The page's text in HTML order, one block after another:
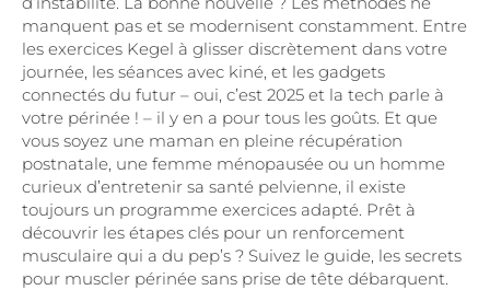
manquent pas et se modernisent constamment. Entre
les exercices Kegel à glisser discrètement dans votre
journée, les séances avec kiné, et les gadgets
connectés du futur – oui, c’est 2025 et la tech parle à
votre périnée ! – il y en a pour tous les goûts. Et que
vous soyez une maman en pleine récupération
postnatale, une femme ménopausée ou un homme
curieux d’entretenir sa santé pelvienne, il existe
toujours un programme exercices adapté. Prêt à
découvrir les étapes clés pour un renforcement
musculaire qui a du pep’s ? Suivez le guide, les secrets
pour muscler périnée sans prise de tête débarquent.